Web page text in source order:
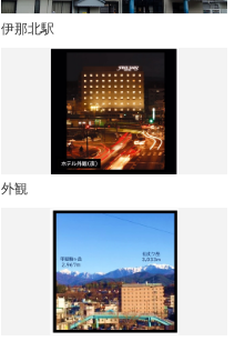
伊那北駅
外観